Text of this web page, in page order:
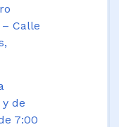
Calle
de
7:00